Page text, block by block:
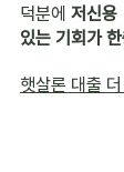
덕분에 저신용
있는 기회가
햇살론 대출